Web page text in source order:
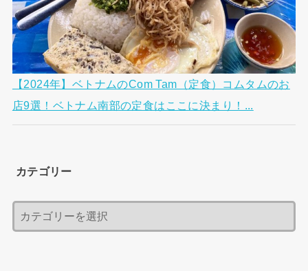
【2024年】ベトナムのCom Tam（定食）コムタムのお
店9選！ベトナム南部の定食はここに決まり！...
カテゴリー